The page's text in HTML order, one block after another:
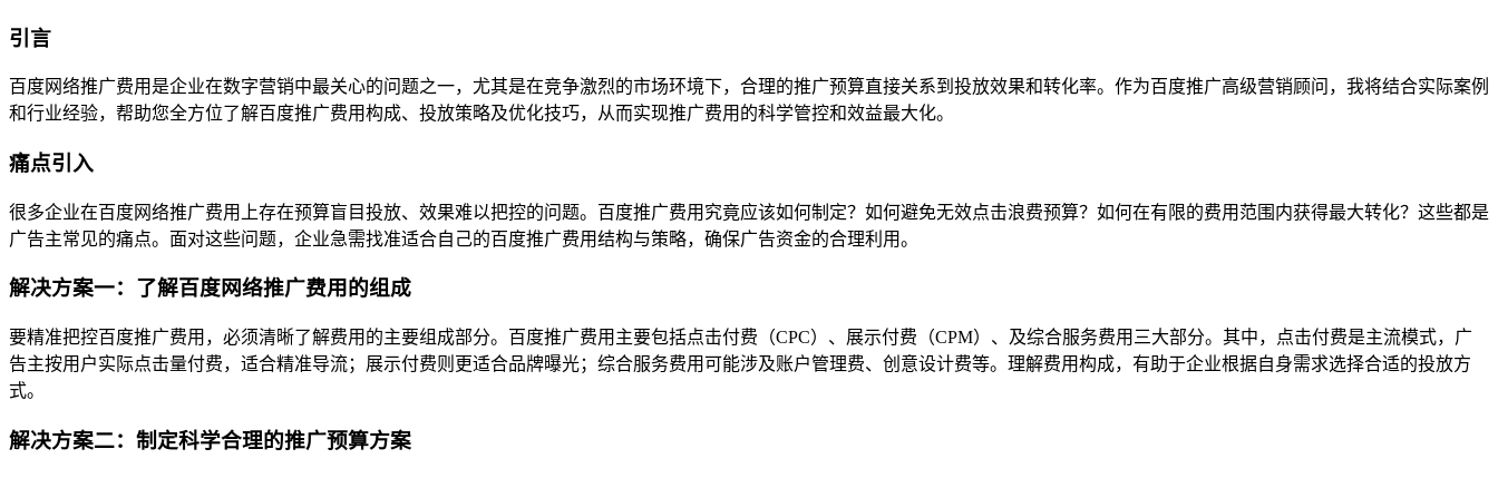
引言
百度网络推广费用是企业在数字营销中最关心的问题之一，尤其是在竞争激烈的市场环境下，合理的推广预算直接关系到投放效果和转化率。作为百度推广高级营销顾问，我将结合实际案例
和行业经验，帮助您全方位了解百度推广费用构成、投放策略及优化技巧，从而实现推广费用的科学管控和效益最大化。
痛点引入
很多企业在百度网络推广费用上存在预算盲目投放、效果难以把控的问题。百度推广费用究竟应该如何制定？如何避免无效点击浪费预算？如何在有限的费用范围内获得最大转化？这些都是
广告主常见的痛点。面对这些问题，企业急需找准适合自己的百度推广费用结构与策略，确保广告资金的合理利用。
解决方案一：了解百度网络推广费用的组成
要精准把控百度推广费用，必须清晰了解费用的主要组成部分。百度推广费用主要包括点击付费（CPC）、展示付费（CPM）、及综合服务费用三大部分。其中，点击付费是主流模式，广
告主按用户实际点击量付费，适合精准导流；展示付费则更适合品牌曝光；综合服务费用可能涉及账户管理费、创意设计费等。理解费用构成，有助于企业根据自身需求选择合适的投放方
式。
解决方案二：制定科学合理的推广预算方案